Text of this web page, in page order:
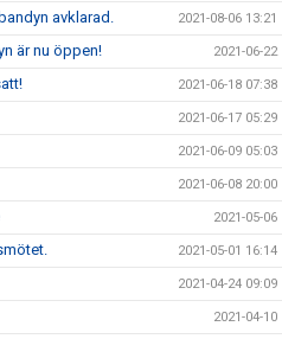
avklarad. 2021-08-06 13:21
är nu öppen! 2021-06-22
2021-06-18 07:38
2021-06-17 05:29
2021-06-09 05:03
2021-06-08 20:00
2021-05-06
2021-05-01 16:14
2021-04-24 09:09
2021-04-10